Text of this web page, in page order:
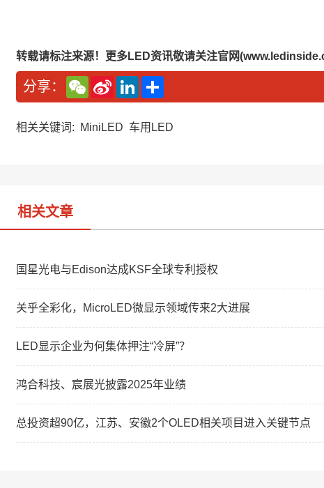
转载请标注来源！更多LED资讯敬请关注官网
分享：
W
e
C
a
S
n
W
L
n
e
相关关键词: MiniLED 车用LED
相关文章
国星光电与Edison达成KSF全球专利授权
关乎全彩化，MicroLED微显示领域传来2大进展
LED显示企业为何集体押注“冷屏”？
鸿合科技、宸展光披露2025年业绩
总投资超90亿，江苏、安徽2个OLED相关项目进入关键节点